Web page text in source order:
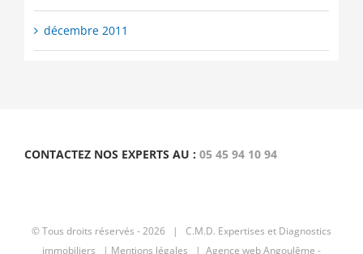
décembre 2011
CONTACTEZ NOS EXPERTS AU : 05 45 94 10 94
© Tous droits réservés -2026 | C.M.D. Expertises et Diagnostics
immobiliers | Mentions légales | Agence web Angoulême -